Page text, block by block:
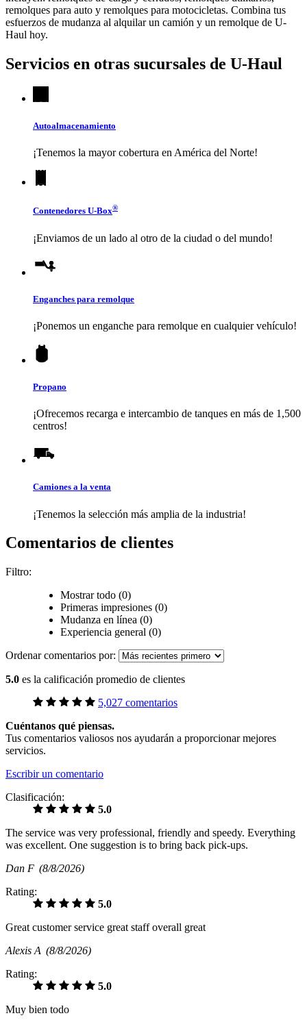
remolques para auto y remolques para motocicletas. Combina tus
esfuerzos de mudanza al alquilar un camión y un remolque de U-
Haul hoy.
Servicios en otras sucursales de U-Haul
Autoalmacenamiento
¡Tenemos la mayor cobertura en América del Norte!
Contenedores U-Box®
¡Enviamos de un lado al otro de la ciudad o del mundo!
Enganches para remolque
¡Ponemos un enganche para remolque en cualquier vehículo!
Propano
¡Ofrecemos recarga e intercambio de tanques en más de 1,500
centros!
Camiones a la venta
¡Tenemos la selección más amplia de la industria!
Comentarios de clientes
Filtro:
Mostrar todo (0)
Primeras impresiones (0)
Mudanza en línea (0)
Experiencia general (0)
Ordenar comentarios por:
5.0 es la calificación promedio de clientes
5,027 comentarios
Cuéntanos qué piensas.
Tus comentarios valiosos nos ayudarán a proporcionar mejores
servicios.
Escribir un comentario
Clasificación:
5.0
The service was very professional, friendly and speedy. Everything
was excellent. One suggestion is to bring back pick-ups.
Dan F (8/8/2026)
Rating:
5.0
Great customer service great staff overall great
Alexis A (8/8/2026)
Rating:
5.0
Muy bien todo